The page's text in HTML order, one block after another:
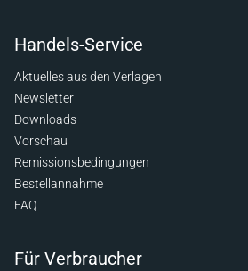
Handels-Service
Aktuelles aus den Verlagen
Newsletter
Downloads
Vorschau
Remissionsbedingungen
Bestellannahme
FAQ
Für Verbraucher